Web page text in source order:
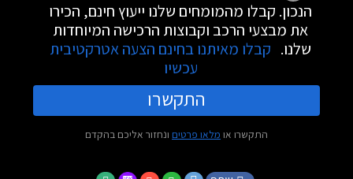
הנכון. קבלו מהמומחים שלנו ייעוץ חינם, הכירו
את מבצעי הרכב וקבוצות הרכישה המיוחדות
שלנו. קבלו מאיתנו בחינם הצעה אטרקטיבית
עכשיו
התקשרו
התקשרו או מלאו פרטים ונחזור אליכם בהקדם